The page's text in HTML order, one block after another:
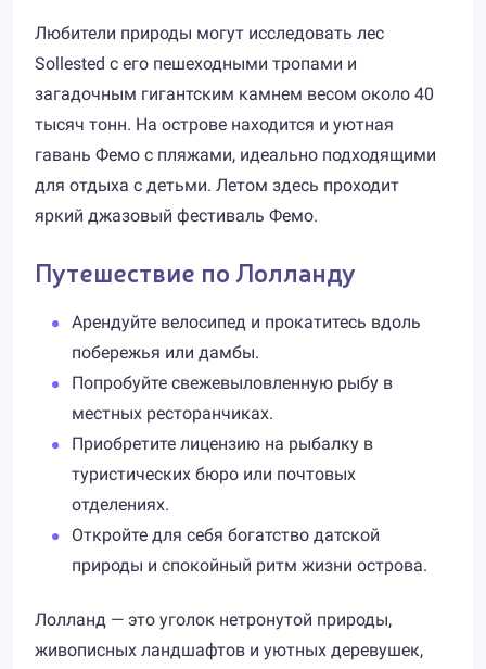
Любители природы могут исследовать лес
Sollested с его пешеходными тропами и
загадочным гигантским камнем весом около 40
тысяч тонн. На острове находится и уютная
гавань Фемо с пляжами, идеально подходящими
для отдыха с детьми. Летом здесь проходит
яркий джазовый фестиваль Фемо.
Путешествие по Лолланду
Арендуйте велосипед и прокатитесь вдоль
побережья или дамбы.
Попробуйте свежевыловленную рыбу в
местных ресторанчиках.
Приобретите лицензию на рыбалку в
туристических бюро или почтовых
отделениях.
Откройте для себя богатство датской
природы и спокойный ритм жизни острова.
Лолланд — это уголок нетронутой природы,
живописных ландшафтов и уютных деревушек,